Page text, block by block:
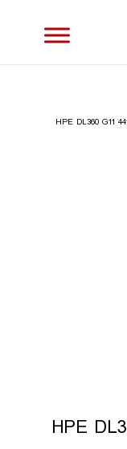
/ HPE DL360 G11
HPE